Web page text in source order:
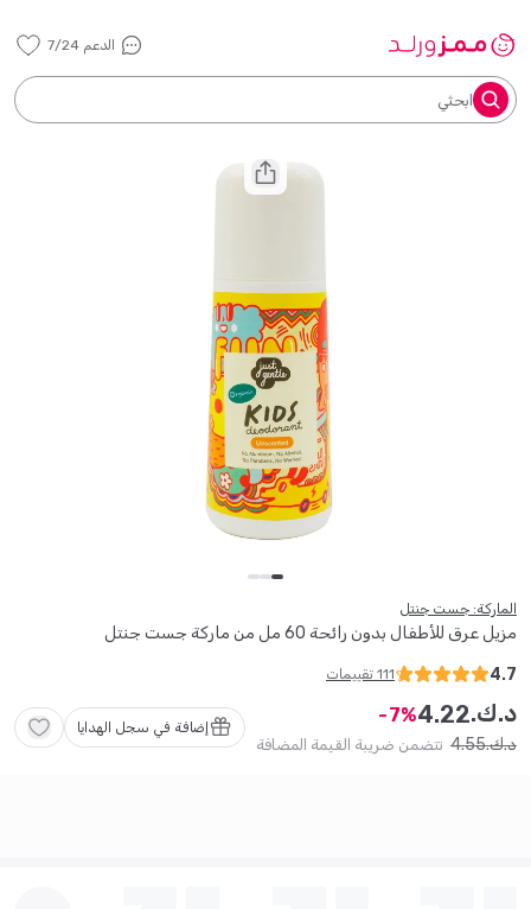
الدعم 7/24
ابحثي
الماركة: جست جنتل
مزيل عرق للأطفال بدون رائحة 60 مل من ماركة جست جنتل
4.7
111 تقييمات
د.ك. 4.22
7
د.ك. 4.55 تتضمن ضريبة القيمة المضافة
إضافة في سجل الهدايا